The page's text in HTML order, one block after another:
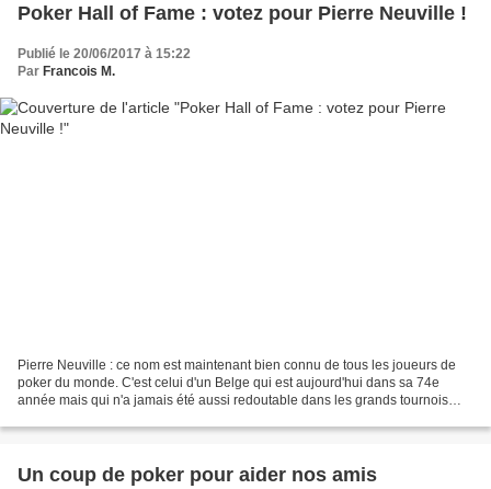
Poker Hall of Fame : votez pour Pierre Neuville !
Publié le 20/06/2017 à 15:22
Par Francois M.
Pierre Neuville : ce nom est maintenant bien connu de tous les joueurs de
poker du monde. C'est celui d'un Belge qui est aujourd'hui dans sa 74e
année mais qui n'a jamais été aussi redoutable dans les grands tournois
Un coup de poker pour aider nos amis